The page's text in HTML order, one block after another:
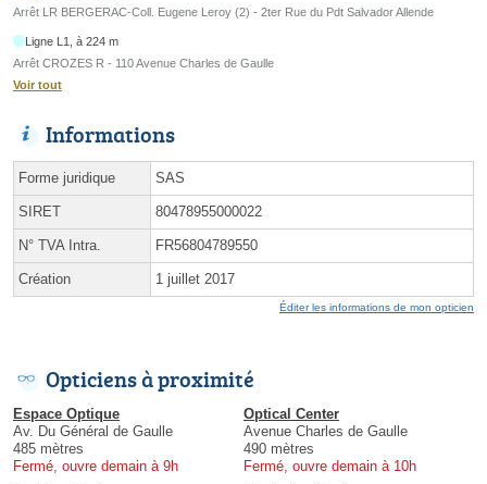
Arrêt LR BERGERAC-Coll. Eugene Leroy (2) - 2ter Rue du Pdt Salvador Allende
Ligne L1, à 224 m
Arrêt CROZES R - 110 Avenue Charles de Gaulle
Voir tout
Informations
Forme juridique SAS
SIRET 80478955000022
N° TVA Intra. FR56804789550
Création 1 juillet 2017
Éditer les informations de mon opticien
Opticiens à proximité
Espace Optique
Av. Du Général de Gaulle
485 mètres
Fermé, ouvre demain à 9h
Optical Center
Avenue Charles de Gaulle
490 mètres
Fermé, ouvre demain à 10h